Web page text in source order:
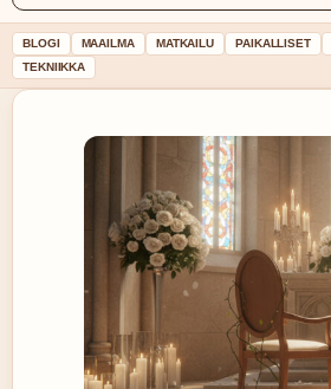
BLOGI MAAILMA MATKAILU PAIKALLISET
TEKNIIKKA